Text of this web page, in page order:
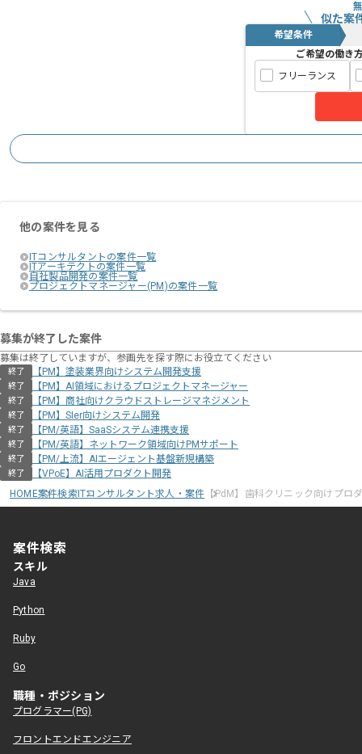
似た案
希望条件
ご希望の働き
フリーランス
他の案件を見る
ITコンサルタントの案件一覧
ITアーキテクトの案件一覧
自社製品開発の案件一覧
プロジェクトマネージャー(PM)の案件一覧
募集が終了した案件
募集は終了していますが、参画先を探す際にお役立てください
終了 【PM】塗装業界向けシステム開発支援
終了 【PM】AI領域におけるプロジェクトマネージャー
終了 【PM】商社向けクラウドストレージマネジメント
終了 【PM】SIer向けシステム開発
終了 【PM/英語】SaaSシステム連携支援
終了 【PM/英語】ネットワーク領域向けPMサポート
終了 【PM/上流】AIエージェント基盤新規構築
終了
【VPoE】AI活用プロダクト開発
HOME案件検索ITコンサルタント求人・案件 【PdM】歯科クリニック向けプロ
案件検索
スキル
Java
Python
Ruby
Go
職種・ポジション
プログラマー(PG)
フロントエンドエンジニア